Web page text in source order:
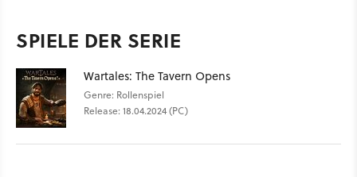
SPIELE DER SERIE
Wartales: The Tavern Opens
Genre: Rollenspiel
Release: 18.04.2024 (PC)